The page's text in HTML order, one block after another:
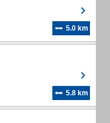
5.0 km
5.8 km